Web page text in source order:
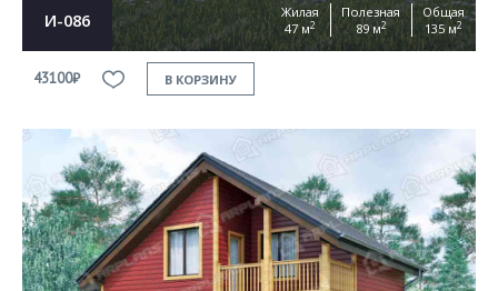
И-086
Жилая
47 м2
Полезная
89 м2
Общая
135 м2
43100₽ В КОРЗИНУ